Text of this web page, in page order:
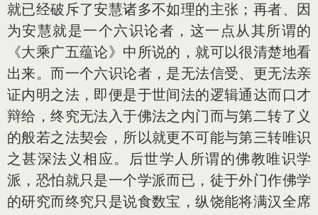
就已经破斥了安慧诸多不如理的主张；再者、因
为安慧就是一个六识论者，这一点从其所谓的
《大乘广五蕴论》中所说的，就可以很清楚地看
出来。而一个六识论者，是无法信受、更无法亲
证内明之法，即便是于世间法的逻辑通达而口才
辩给，终究无法入于佛法之内门而与第二转了义
的般若之法契会，所以就更不可能与第三转唯识
之甚深法义相应。后世学人所谓的佛教唯识学
派，恐怕就只是一个学派而已，徒于外门作佛学
的研究而终究只是说食数宝，纵饶能将满汉全席